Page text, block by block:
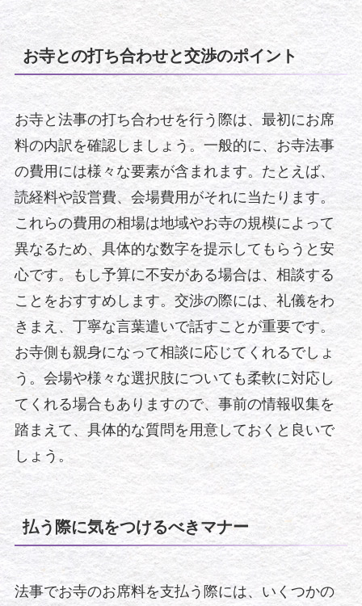
お寺との打ち合わせと交渉のポイント
お寺と法事の打ち合わせを行う際は、最初にお席
料の内訳を確認しましょう。一般的に、お寺法事
の費用には様々な要素が含まれます。たとえば、
読経料や設営費、会場費用がそれに当たります。
これらの費用の相場は地域やお寺の規模によって
異なるため、具体的な数字を提示してもらうと安
心です。もし予算に不安がある場合は、相談する
ことをおすすめします。交渉の際には、礼儀をわ
きまえ、丁寧な言葉遣いで話すことが重要です。
お寺側も親身になって相談に応じてくれるでしょ
う。会場や様々な選択肢についても柔軟に対応し
てくれる場合もありますので、事前の情報収集を
踏まえて、具体的な質問を用意しておくと良いで
しょう。
払う際に気をつけるべきマナー
法事でお寺のお席料を支払う際には、いくつかの